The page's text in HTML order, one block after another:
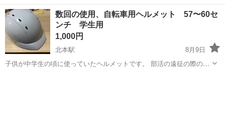
れてしまってから電動が作動しなくなりました。 修理ですが、自転車
修理店にもっていきましたがモーターが壊れてる可能性が高く５万〜
６万くらいかかると言われました。...
埼玉 戸田市 戸田駅 電動アシスト自転車
数回の使用、自転車用ヘルメット 57〜60セ
ンチ 学生用
1,000円
北本駅
8月9日
子供が中学生の頃に使っていたヘルメットです。 部活の遠征の際のみ